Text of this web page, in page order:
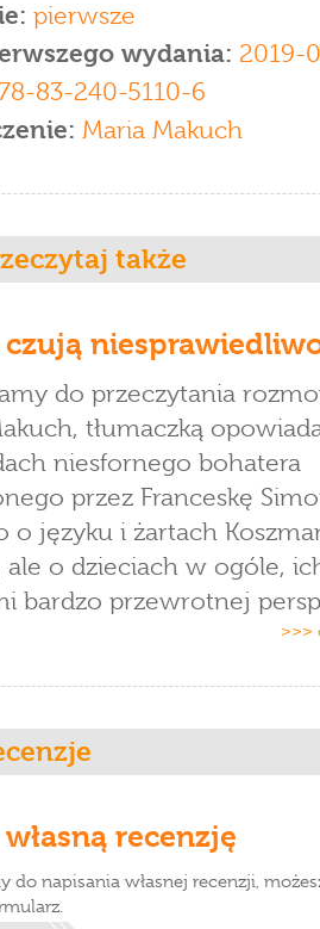
pierwsze
wydania: 2019-
83-240-5110-6
Maria Makuch
także
czują
do przeczytania
tłumaczką
niesfornego bohatera
przez Franceskę
o języku i żartach
ale o dzieciach w ogóle,
bardzo przewrotnej
>>>
recenzję
do napisania własnej recenzji,